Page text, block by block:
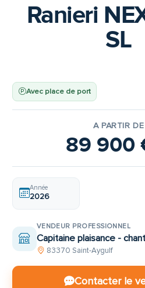
Ranieri
SL
Avec place de port
A PARTIR DE
89 900
Année
2026
VENDEUR PROFESSIONNEL
83370 Saint-Aygulf
Contacter le